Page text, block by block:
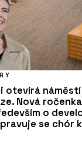
otevírá
Nová
o
se chór